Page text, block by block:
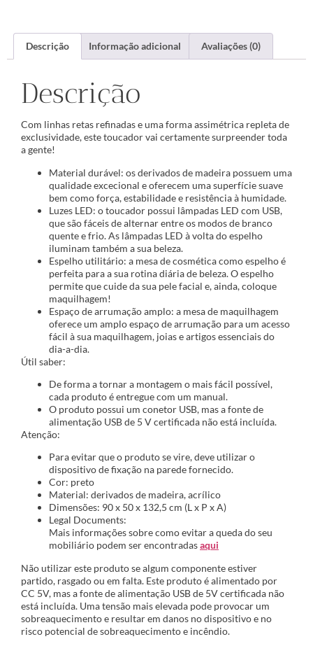
Descrição Informação adicional Avaliações (0)
Descrição
Com linhas retas refinadas e uma forma assimétrica repleta de
exclusividade, este toucador vai certamente surpreender toda
a gente!
Material durável: os derivados de madeira possuem uma
qualidade excecional e oferecem uma superfície suave
bem como força, estabilidade e resistência à humidade.
Luzes LED: o toucador possui lâmpadas LED com USB,
que são fáceis de alternar entre os modos de branco
quente e frio. As lâmpadas LED à volta do espelho
iluminam também a sua beleza.
Espelho utilitário: a mesa de cosmética como espelho é
perfeita para a sua rotina diária de beleza. O espelho
permite que cuide da sua pele facial e, ainda, coloque
maquilhagem!
Espaço de arrumação amplo: a mesa de maquilhagem
oferece um amplo espaço de arrumação para um acesso
fácil à sua maquilhagem, joias e artigos essenciais do
dia-a-dia.
Útil saber:
De forma a tornar a montagem o mais fácil possível,
cada produto é entregue com um manual.
O produto possui um conetor USB, mas a fonte de
alimentação USB de 5 V certificada não está incluída.
Atenção:
Para evitar que o produto se vire, deve utilizar o
dispositivo de fixação na parede fornecido.
Cor: preto
Material: derivados de madeira, acrílico
Dimensões: 90 x 50 x 132,5 cm (L x P x A)
Legal Documents:
Mais informações sobre como evitar a queda do seu
mobiliário podem ser encontradasaqui
Não utilizar este produto se algum componente estiver
partido, rasgado ou em falta. Este produto é alimentado por
CC 5V, mas a fonte de alimentação USB de 5V certificada não
está incluída. Uma tensão mais elevada pode provocar um
sobreaquecimento e resultar em danos no dispositivo e no
risco potencial de sobreaquecimento e incêndio.